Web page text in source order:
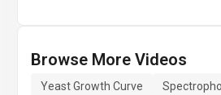
Browse More Videos
Yeast Growth Curve